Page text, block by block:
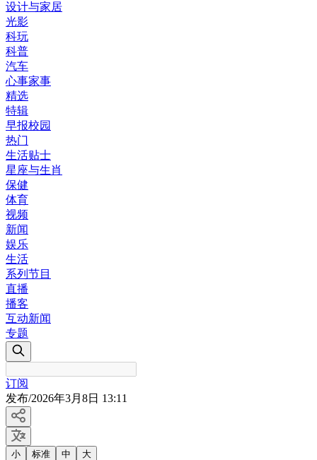
设计与家居
光影
科玩
科普
汽车
心事家事
精选
特辑
早报校园
热门
生活贴士
星座与生肖
保健
体育
视频
新闻
娱乐
生活
系列节目
直播
播客
互动新闻
专题
订阅
发布/2026年3月8日 13:11
小 标准 中 大